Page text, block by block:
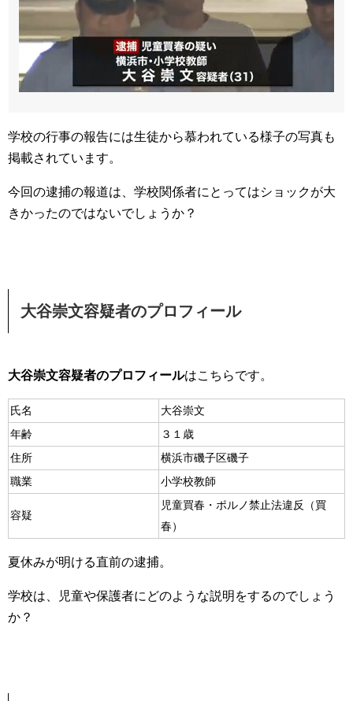
学校の行事の報告には生徒から慕われている様子の写真も
掲載されています。
今回の逮捕の報道は、学校関係者にとってはショックが大
きかったのではないでしょうか？
大谷崇文容疑者のプロフィール
大谷崇文容疑者のプロフィールはこちらです。
氏名
大谷崇文
年齢
３１歳
住所
横浜市磯子区磯子
職業
小学校教師
容疑
児童買春・ポルノ禁止法違反（買
春）
夏休みが明ける直前の逮捕。
学校は、児童や保護者にどのような説明をするのでしょう
か？